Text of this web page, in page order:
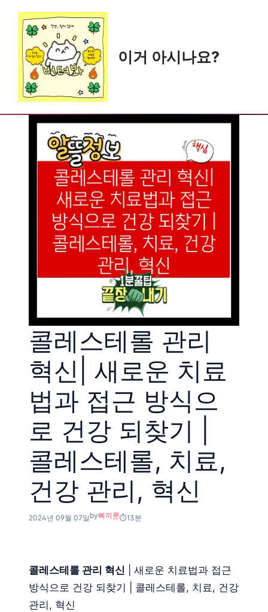
content
이거 아시나요?
콜레스테롤 관리
혁신| 새로운 치료
법과 접근 방식으
로 건강 되찾기 |
콜레스테롤, 치료,
건강 관리, 혁신
2024년 09월 07일 by삐끼룬 13분
콜레스테롤 관리 혁신 | 새로운 치료법과 접근
방식으로 건강 되찾기 | 콜레스테롤, 치료, 건강
관리, 혁신